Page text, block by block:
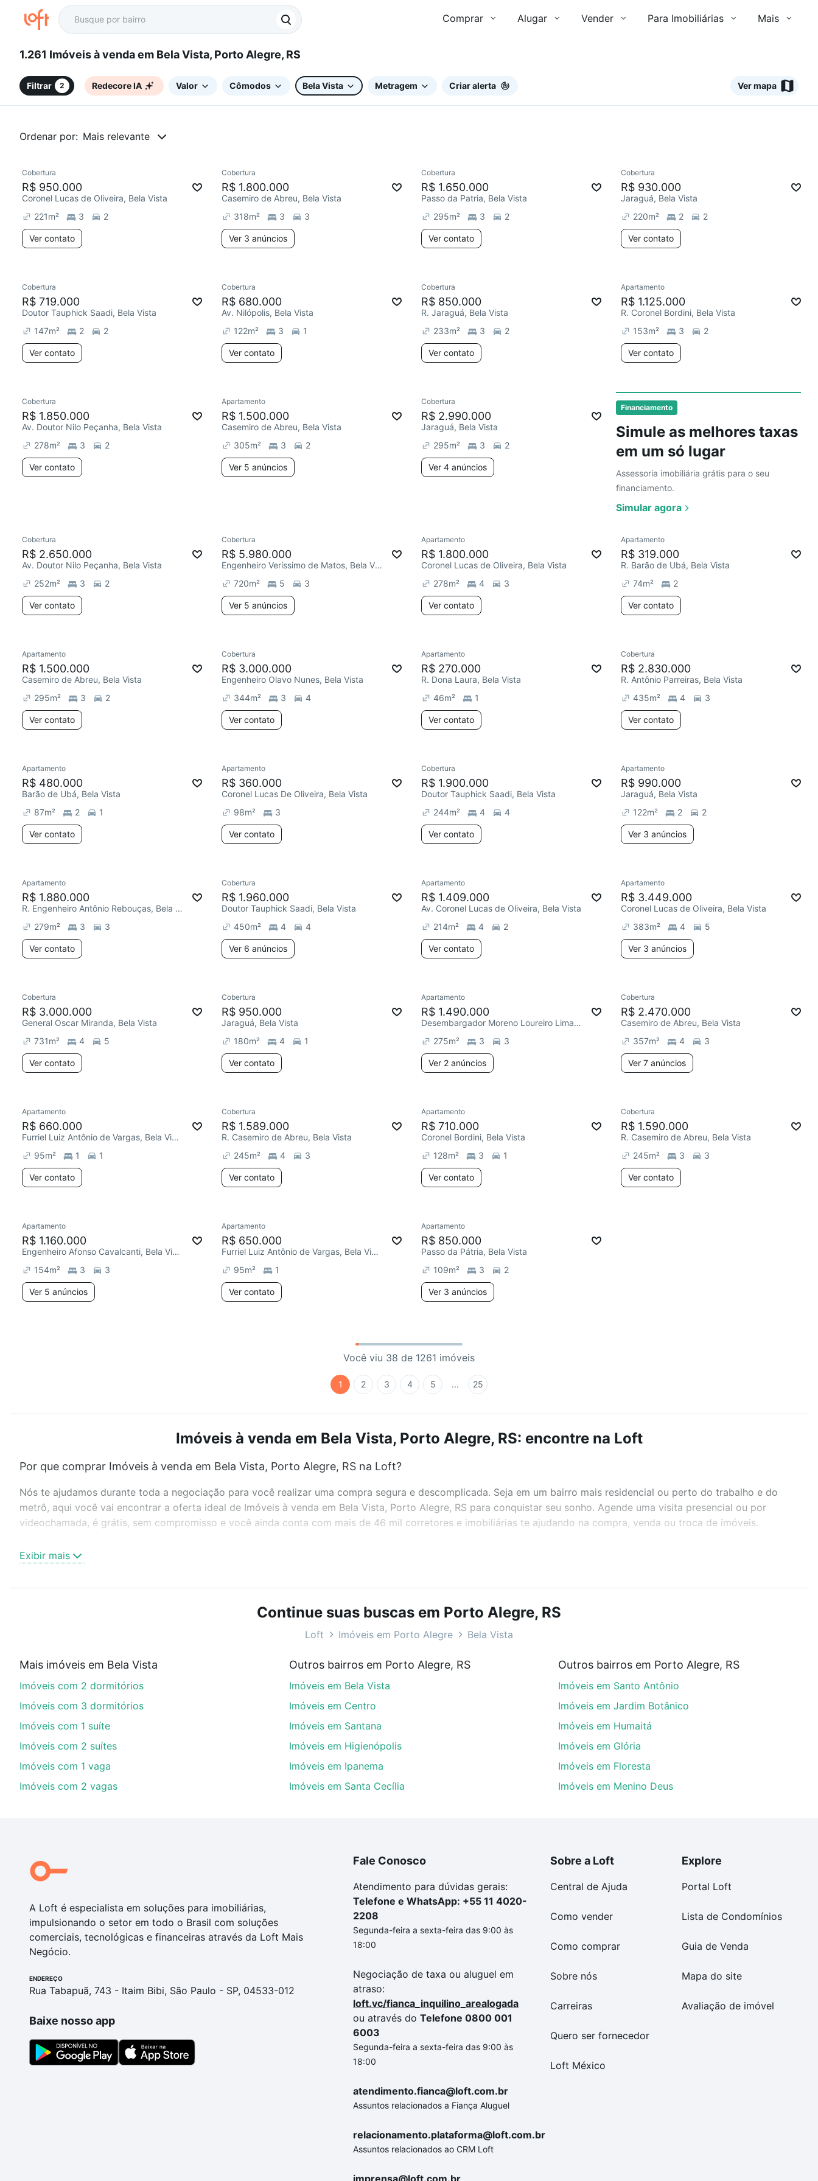
Comprar Alugar Vender Para Imobiliárias Mais
1.261 Imóveis à venda em Bela Vista, Porto Alegre, RS
Filtrar 2 Redecore IA Valor Cômodos Bela Vista Metragem Criar alerta Ver mapa
Ordenar por: Mais relevante
Financiamento
Simule as melhores taxas
em um só lugar
Assessoria imobiliária grátis para o seu
financiamento.
Simular agora
Redecorar
Cobertura
R$ 950.000
Coronel Lucas de Oliveira, Bela Vista
221m² 3 2
Ver contato
Chegou este mês
Cobertura
R$ 1.800.000
Casemiro de Abreu, Bela Vista
318m² 3 3
Ver 3 anúncios
Redecorar
Cobertura
R$ 1.650.000
Passo da Patria, Bela Vista
295m² 3 2
Ver contato
Chegou este mês
Cobertura
R$ 930.000
Jaraguá, Bela Vista
220m² 2 2
Ver contato
Redecorar
Cobertura
R$ 719.000
Doutor Tauphick Saadi, Bela Vista
147m² 2 2
Ver contato
Cobertura
R$ 680.000
Av. Nilópolis, Bela Vista
122m² 3 1
Ver contato
Redecorar
Cobertura
R$ 850.000
R. Jaraguá, Bela Vista
233m² 3 2
Ver contato
Redecorar
Apartamento
R$ 1.125.000
R. Coronel Bordini, Bela Vista
153m² 3 2
Ver contato
Redecorar
Ver
Cobertura
R$ 1.850.000
Av. Doutor Nilo Peçanha, Bela Vista
278m² 3 2
Ver contato
Chegou este mês
Apartamento
R$ 1.500.000
Casemiro de Abreu, Bela Vista
305m² 3 2
Ver 5 anúncios
Chegou este mês
Cobertura
R$ 2.990.000
Jaraguá, Bela Vista
295m² 3 2
Ver 4 anúncios
Cobertura
R$ 2.650.000
Av. Doutor Nilo Peçanha, Bela Vista
252m² 3 2
Ver contato
Cobertura
R$ 5.980.000
Engenheiro Veríssimo de Matos, Bela Vista
720m² 5 3
Ver 5 anúncios
Apartamento
R$ 1.800.000
Coronel Lucas de Oliveira, Bela Vista
278m² 4 3
Ver contato
Apartamento
R$ 319.000
R. Barão de Ubá, Bela Vista
74m² 2
Ver contato
Apartamento
R$ 1.500.000
Casemiro de Abreu, Bela Vista
295m² 3 2
Ver contato
Cobertura
R$ 3.000.000
Engenheiro Olavo Nunes, Bela Vista
344m² 3 4
Ver contato
Apartamento
R$ 270.000
R. Dona Laura, Bela Vista
46m² 1
Ver contato
Cobertura
R$ 2.830.000
R. Antônio Parreiras, Bela Vista
435m² 4 3
Ver contato
Apartamento
R$ 480.000
Barão de Ubá, Bela Vista
87m² 2 1
Ver contato
Apartamento
R$ 360.000
Coronel Lucas De Oliveira, Bela Vista
98m² 3
Ver contato
Cobertura
R$ 1.900.000
Doutor Tauphick Saadi, Bela Vista
244m² 4 4
Ver contato
Apartamento
R$ 990.000
Jaraguá, Bela Vista
122m² 2 2
Ver 3 anúncios
Apartamento
R$ 1.880.000
R. Engenheiro Antônio Rebouças, Bela Vista
279m² 3 3
Ver contato
Cobertura
R$ 1.960.000
Doutor Tauphick Saadi, Bela Vista
450m² 4 4
Ver 6 anúncios
Apartamento
R$ 1.409.000
Av. Coronel Lucas de Oliveira, Bela Vista
214m² 4 2
Ver contato
Apartamento
R$ 3.449.000
Coronel Lucas de Oliveira, Bela Vista
383m² 4 5
Ver 3 anúncios
Cobertura
R$ 3.000.000
General Oscar Miranda, Bela Vista
731m² 4 5
Ver contato
Cobertura
R$ 950.000
Jaraguá, Bela Vista
180m² 4 1
Ver contato
Apartamento
R$ 1.490.000
Desembargador Moreno Loureiro Lima, Bela Vista
275m² 3 3
Ver 2 anúncios
Cobertura
R$ 2.470.000
Casemiro de Abreu, Bela Vista
357m² 4 3
Ver 7 anúncios
Apartamento
R$ 660.000
Furriel Luiz Antônio de Vargas, Bela Vista
95m² 1 1
Ver contato
Cobertura
R$ 1.589.000
R. Casemiro de Abreu, Bela Vista
245m² 4 3
Ver contato
Apartamento
R$ 710.000
Coronel Bordini, Bela Vista
128m² 3 1
Ver contato
Cobertura
R$ 1.590.000
R. Casemiro de Abreu, Bela Vista
245m² 3 3
Ver contato
Apartamento
R$ 1.160.000
Engenheiro Afonso Cavalcanti, Bela Vista
154m² 3 3
Ver 5 anúncios
Apartamento
R$ 650.000
Furriel Luiz Antônio de Vargas, Bela Vista
95m² 1
Ver contato
Apartamento
R$ 850.000
Passo da Pátria, Bela Vista
109m² 3 2
Ver 3 anúncios
Você viu 38 de 1261 imóveis
1 2 3 4 5 ... 25
Imóveis à venda em Bela Vista, Porto Alegre, RS: encontre na Loft
Por que comprar Imóveis à venda em Bela Vista, Porto Alegre, RS na Loft?
Nós te ajudamos durante toda a negociação para você realizar uma compra segura e descomplicada. Seja em um bairro mais residencial ou perto do trabalho e do
metrô, aqui você vai encontrar a oferta ideal de Imóveis à venda em Bela Vista, Porto Alegre, RS para conquistar seu sonho. Agende uma visita presencial ou por
videochamada, é grátis, sem compromisso e você ainda conta com mais de 46 mil corretores e imobiliárias te ajudando na compra, venda ou troca de imóveis.
ou sem vaga de garagem para combinar perfeitamente com o preço, metragem e comodidades, como piscina, academia, salão de festas ou área verde e encontrar
Imóveis à venda em Bela Vista, Porto Alegre, RS ideal para você na Loft.
Qual o preço de Imóveis à venda em Bela Vista, Porto Alegre, RS?
Aqui na Loft temos a oferta ideal para você, com Imóveis à venda em Bela Vista, Porto Alegre, RS que custam a partir de R$ 0 e com nossas opções de financiamento
imobiliário as parcelas podem se adequar ao seu orçamento. Se ainda tem alguma dúvida dos custos envolvidos no processo de compra, veja em nosso portal
custa comprar um apartamento
e conte com a gente para comprar o imóvel dos seus sonhos com segurança e conforto. Loft, com você até as chaves.
Exibir mais
Continue suas buscas em Porto Alegre, RS
Loft Imóveis em Porto Alegre Bela Vista
Mais imóveis em Bela Vista
Imóveis com 2 dormitórios
Imóveis com 3 dormitórios
Imóveis com 1 suíte
Imóveis com 2 suítes
Imóveis com 1 vaga
Imóveis com 2 vagas
Outros bairros em Porto Alegre, RS
Imóveis em Bela Vista
Imóveis em Centro
Imóveis em Santana
Imóveis em Higienópolis
Imóveis em Ipanema
Imóveis em Santa Cecília
Outros bairros em Porto Alegre, RS
Imóveis em Santo Antônio
Imóveis em Jardim Botânico
Imóveis em Humaitá
Imóveis em Glória
Imóveis em Floresta
Imóveis em Menino Deus
A Loft é especialista em soluções para imobiliárias,
impulsionando o setor em todo o Brasil com soluções
comerciais, tecnológicas e financeiras através da Loft Mais
Negócio.
ENDEREÇO
Rua Tabapuã, 743 - Itaim Bibi, São Paulo - SP, 04533-012
Baixe nosso app
Fale Conosco
Atendimento para dúvidas gerais:
Telefone e WhatsApp: +55 11 4020-
2208
Segunda-feira a sexta-feira das 9:00 às
18:00
Negociação de taxa ou aluguel em
atraso:
loft.vc/fianca_inquilino_arealogada
ou através do Telefone 0800 001
6003
Segunda-feira a sexta-feira das 9:00 às
18:00
atendimento.fianca@loft.com.br
Assuntos relacionados a Fiança Aluguel
relacionamento.plataforma@loft.com.br
Assuntos relacionados ao CRM Loft
imprensa@loft.com.br
Sobre a Loft
Central de Ajuda
Como vender
Como comprar
Sobre nós
Carreiras
Quero ser fornecedor
Loft México
Explore
Portal Loft
Lista de Condomínios
Guia de Venda
Mapa do site
Avaliação de imóvel